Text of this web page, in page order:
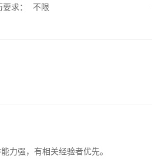
求：
不限
力强，有相关经验者优先。